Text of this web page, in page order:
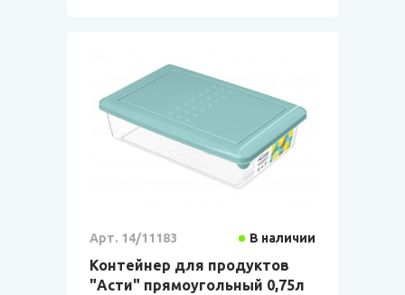
Арт. 14/11183 В наличии
Контейнер для продуктов
"Асти" прямоугольный 0,75л